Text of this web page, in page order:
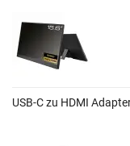
USB-C zu HDMI